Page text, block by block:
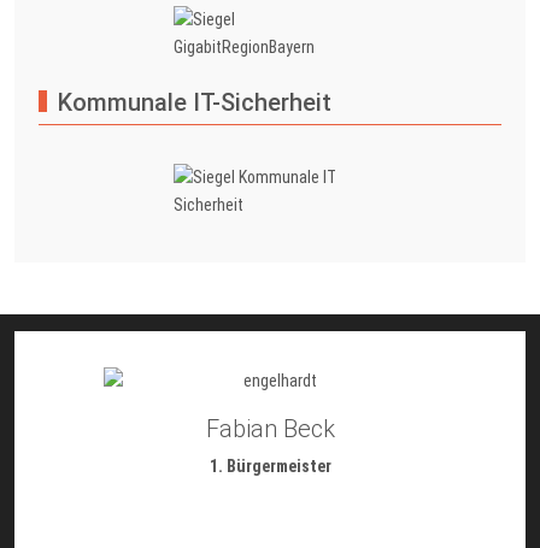
Kommunale IT-Sicherheit
Fabian Beck
1. Bürgermeister